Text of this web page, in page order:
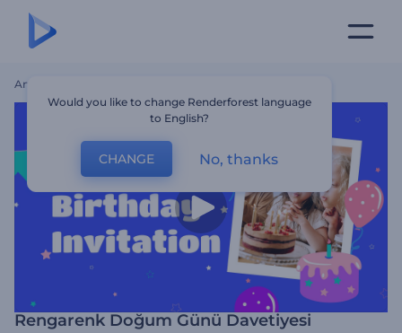
Ana Sayfa
Rengarenk Doğum Günü Davetiyesi
Would you like to change Renderforest language
to English?
CHANGE No, thanks